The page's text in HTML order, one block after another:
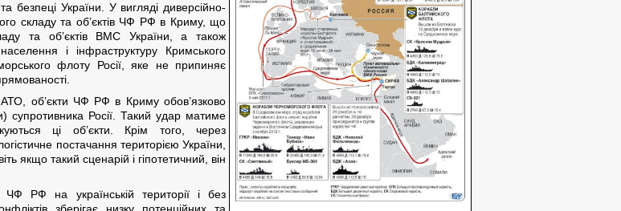
безпеці України. У вигляді диверсійно-
складу та об’єктів ЧФ РФ в Криму, що
та об’єктів ВМС України, а також
і інфраструктуру Кримського
флоту Росії, яке не припиняє
об’єкти ЧФ РФ в Криму обов’язково
супротивника Росії. Такий удар матиме
ці об’єкти. Крім того, через
постачання територією України,
якщо такий сценарій і гіпотетичний, він
ЧФ РФ на українській території і без